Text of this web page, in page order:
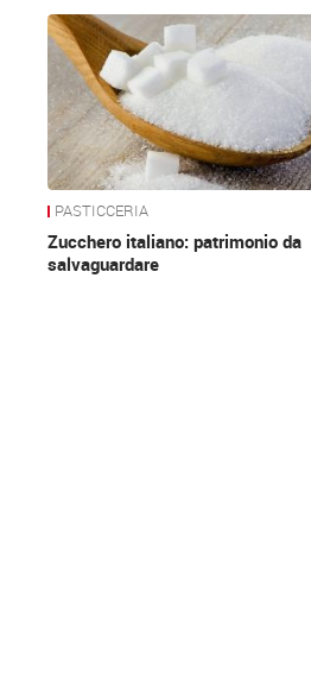
News
PASTICCERIA
Zucchero italiano: patrimonio da
salvaguardare